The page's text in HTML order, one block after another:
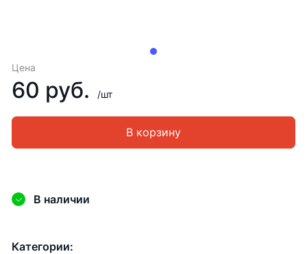
Цена
60 руб. /шт
В корзину
Категории:
В наличии